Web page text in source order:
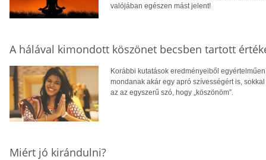
valójában egészen mást jelent!
A hálával kimondott köszönet becsben tartott
Korábbi kutatások eredményeiből
mondanak akár egy apró szívességért is,
az az egyszerű szó, hogy „köszönöm”.
Miért jó kirándulni?